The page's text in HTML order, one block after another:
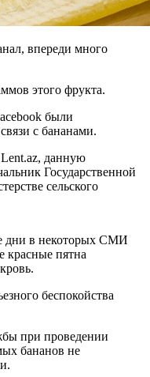
впереди много
этого фрукта.
были
с бананами.
данную
Государственной
сельского
дни в некоторых СМИ
красные пятна
беспокойства
при проведении
бананов не